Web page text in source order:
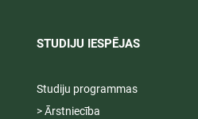
STUDIJU IESPĒJAS
Studiju programmas
> Ārstniecība